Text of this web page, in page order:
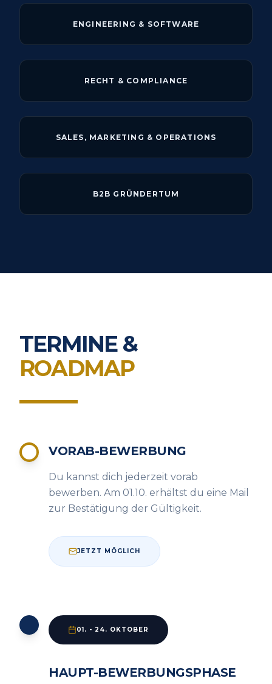
ENGINEERING & SOFTWARE
RECHT & COMPLIANCE
SALES, MARKETING & OPERATIONS
B2B GRÜNDERTUM
TERMINE &
ROADMAP
VORAB-BEWERBUNG
Du kannst dich jederzeit vorab
bewerben. Am 01.10. erhältst du eine Mail
zur Bestätigung der Gültigkeit.
JETZT MÖGLICH
01. - 24. OKTOBER
HAUPT-BEWERBUNGSPHASE